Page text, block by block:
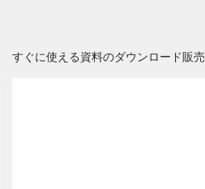
すぐに使える資料のダウンロード販売